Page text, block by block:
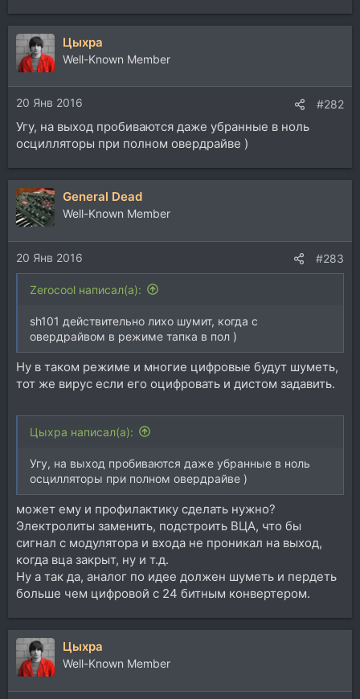
Цыхра
Well-Known Member
20 Янв 2016 #282
Угу, на выход пробиваются даже убранные в ноль
осцилляторы при полном овердрайве )
General Dead
Well-Known Member
20 Янв 2016 #283
Zerocool написал(а):
sh101 действительно лихо шумит, когда с
овердрайвом в режиме тапка в пол )
Ну в таком режиме и многие цифровые будут шуметь,
тот же вирус если его оцифровать и дистом задавить.
Цыхра написал(а):
Угу, на выход пробиваются даже убранные в ноль
осцилляторы при полном овердрайве )
может ему и профилактику сделать нужно?
Электролиты заменить, подстроить ВЦА, что бы
сигнал с модулятора и входа не проникал на выход,
когда вца закрыт, ну и т.д.
Ну а так да, аналог по идее должен шуметь и пердеть
больше чем цифровой с 24 битным конвертером.
Цыхра
Well-Known Member